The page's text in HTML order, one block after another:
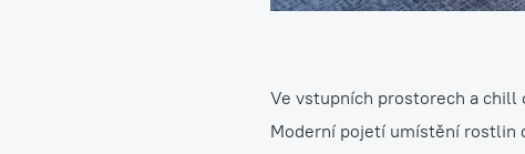
Ve vstupních prostorech a chill
Moderní pojetí umístění rostlin